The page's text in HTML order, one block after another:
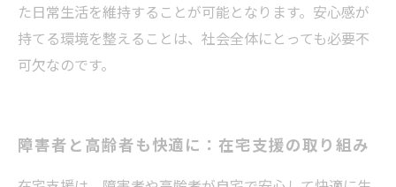
た日常生活を維持することが可能となります。安心感が
持てる環境を整えることは、社会全体にとっても必要不
可欠なのです。
障害者と高齢者も快適に：在宅支援の取り組み